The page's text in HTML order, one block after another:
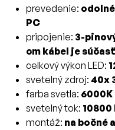
prevedenie:
PC
pripojenie: 3-
cm kábel je
celkový výkon LED:
svetelný zdroj: 40x
farba svetla: 6000K
svetelný tok:
montáž: na bočné